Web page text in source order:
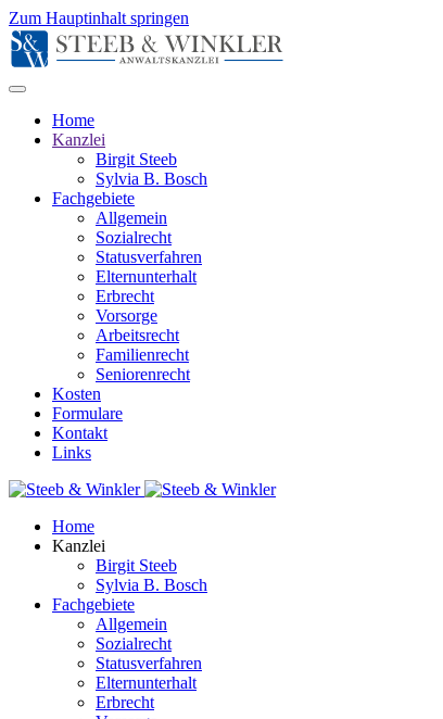
Zum Hauptinhalt springen
Home
Kanzlei
Birgit Steeb
Sylvia B. Bosch
Fachgebiete
Allgemein
Sozialrecht
Statusverfahren
Elternunterhalt
Erbrecht
Vorsorge
Arbeitsrecht
Familienrecht
Seniorenrecht
Kosten
Formulare
Kontakt
Links
Home
Kanzlei
Birgit Steeb
Sylvia B. Bosch
Fachgebiete
Allgemein
Sozialrecht
Statusverfahren
Elternunterhalt
Erbrecht